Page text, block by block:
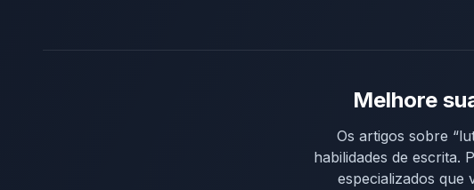
Melhore
Os artigos sobre “
habilidades de escrita.
especializados que